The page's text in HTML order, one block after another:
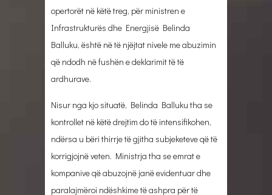
opertorët në këtë treg, për ministren e
Infrastrukturës dhe Energjisë Belinda
Balluku, është në të njëjtat nivele me abuzimin
që ndodh në fushën e deklarimit të të
ardhurave.
Nisur nga kjo situatë, Belinda Balluku tha se
kontrollet në këtë drejtim do të intensifikohen,
ndërsa u bëri thirrje të gjitha subjeketeve që të
korrigjojnë veten. Ministrja tha se emrat e
kompanive që abuzojnë janë evidentuar dhe
paralajmëroi ndëshkime të ashpra për të